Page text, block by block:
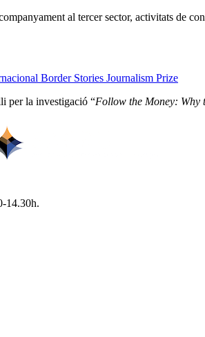
al tercer sector, activitats de
Border Stories Journalism Prize
per la investigació “Follow the Money: Why
14.30h.